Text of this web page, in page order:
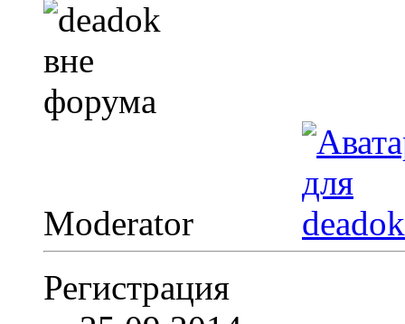
Moderator
Регистрация